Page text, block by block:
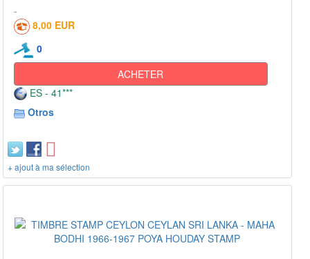
8,00 EUR
0
ACHETER
ES - 41***
Otros
+ ajout à ma sélection